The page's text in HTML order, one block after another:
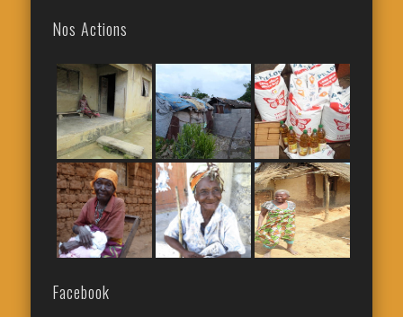
Nos Actions
Facebook